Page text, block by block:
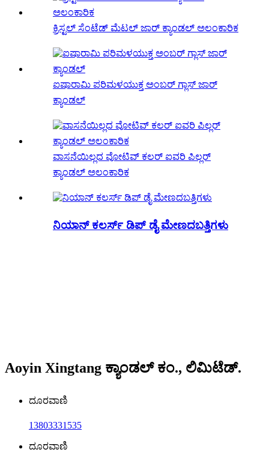
ಕ್ರಿಸ್ಟಲ್ ಸೆಂಟೆಡ್ ಮೆಟಲ್ ಜಾರ್ ಕ್ಯಾಂಡಲ್ ಅಲಂಕಾರಿಕ
ಐಷಾರಾಮಿ ಪರಿಮಳಯುಕ್ತ ಅಂಬರ್ ಗ್ಲಾಸ್ ಜಾರ್
ಕ್ಯಾಂಡಲ್
ವಾಸನೆಯಿಲ್ಲದ ವೋಟಿವ್ ಕಲರ್ ಐವರಿ ಪಿಲ್ಲರ್
ಕ್ಯಾಂಡಲ್ ಅಲಂಕಾರಿಕ
ನಿಯಾನ್ ಕಲರ್ಸ್ ಡಿಪ್ ಡೈ ಮೇಣದಬತ್ತಿಗಳು
Aoyin Xingtang ಕ್ಯಾಂಡಲ್ ಕಂ., ಲಿಮಿಟೆಡ್.
ದೂರವಾಣಿ
13803331535
ದೂರವಾಣಿ